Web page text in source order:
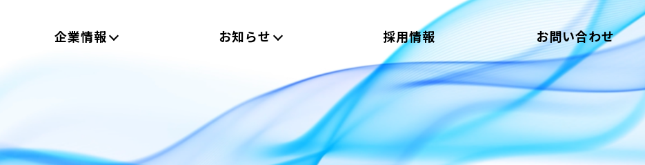
企業情報 お知らせ 採用情報 お問い合わせ